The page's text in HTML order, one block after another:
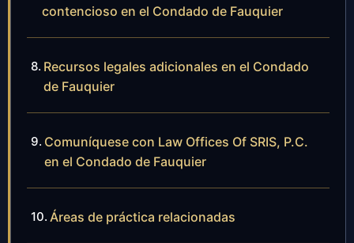
contencioso en el Condado de Fauquier
Recursos legales adicionales en el Condado
de Fauquier
Comuníquese con Law Offices Of SRIS, P.C.
en el Condado de Fauquier
Áreas de práctica relacionadas